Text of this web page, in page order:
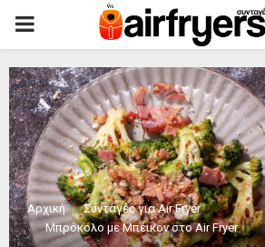
PRIMARY
MENU
Αρχική
Συνταγές για Air Fryer
Μπρόκολο με Μπέικον στο Air Fryer